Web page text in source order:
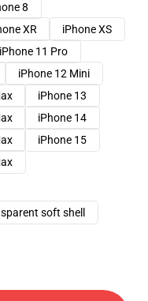
8
XR
iPhone XS
iPhone 11 Pro
iPhone 12 Mini
iPhone 13
iPhone 14
iPhone 15
soft shell